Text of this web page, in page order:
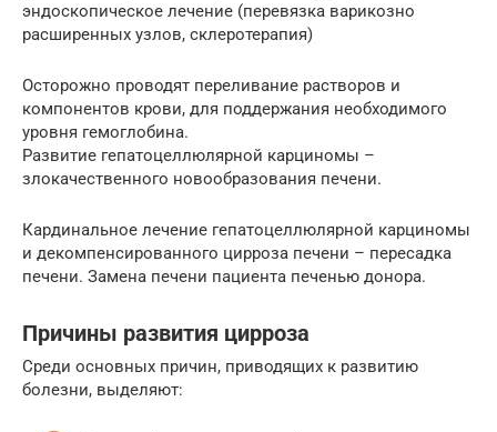
эндоскопическое лечение (перевязка варикозно
расширенных узлов, склеротерапия)
Осторожно проводят переливание растворов и
компонентов крови, для поддержания необходимого
уровня гемоглобина.
Развитие гепатоцеллюлярной карциномы –
злокачественного новообразования печени.
Кардинальное лечение гепатоцеллюлярной карциномы
и декомпенсированного цирроза печени – пересадка
печени. Замена печени пациента печенью донора.
Причины развития цирроза
Среди основных причин, приводящих к развитию
болезни, выделяют: